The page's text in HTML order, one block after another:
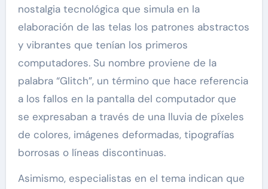
nostalgia tecnológica que simula en la
elaboración de las telas los patrones abstractos
y vibrantes que tenían los primeros
computadores. Su nombre proviene de la
palabra “Glitch”, un término que hace referencia
a los fallos en la pantalla del computador que
se expresaban a través de una lluvia de píxeles
de colores, imágenes deformadas, tipografías
borrosas o líneas discontinuas.
Asimismo, especialistas en el tema indican que